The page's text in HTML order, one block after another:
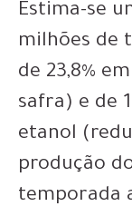
Estima-se
milhões de
de 23,8%
safra) e de
etanol
produção
temporada